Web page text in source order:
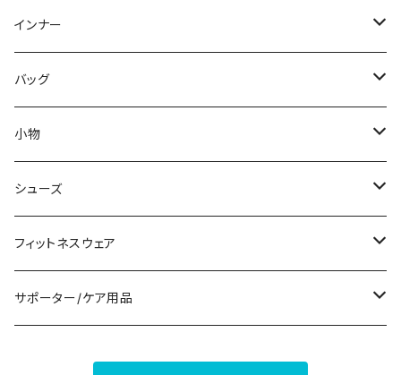
スウェット/トレーナー
その他
オールインワン
ラッシュガード
その他
ロング/マキシ
袖付き
ノースリーブ
パンツドレス
ナイトドレス
その他
スカートスーツ
その他
ネックレス
ブレスレット
ピアス
コサージュ
リング
その他
インナー
ブラ/ブラトップ/ベアトップ
ショーツ
タンクトップ/キャミソール
半袖/5分
7分/長袖
バッグ
サブバッグ
クラッチバッグ
トートバッグ
ショルダーバッグ
小物
マフラー/スカーフ/ストール
財布
アクセサリーケース
シューズ
スニーカー
ブーツ
フィットネスウェア
セット販売
サポーター/ケア用品